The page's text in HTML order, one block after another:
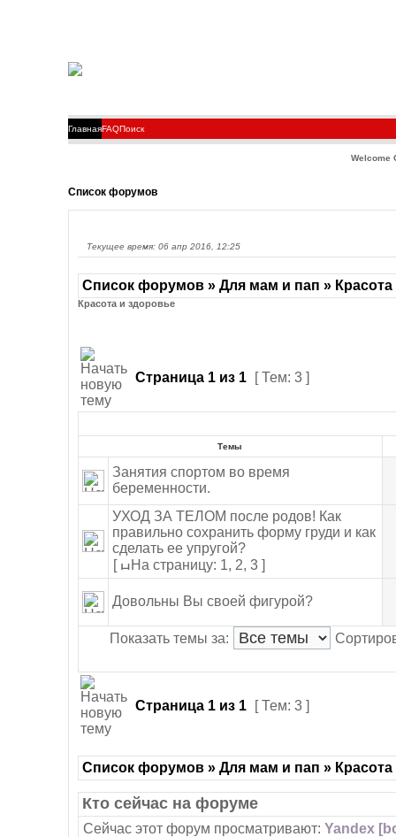
ГлавнаяFAQПоиск
Welcome
Список форумов
Текущее время: 06 апр 2016, 12:25
Список форумов » Для мам и пап » Красота
Красота и здоровье
Страница 1из 1 [ Тем: 3 ]
Темы
Занятия спортом во время
беременности.
УХОД ЗА ТЕЛОМ после родов! Как
правильно сохранить форму груди и как
сделать ее упругой?
[
На страницу: 1, 2, 3 ]
Довольны Вы своей фигурой?
Показать темы за:
Страница 1из 1 [ Тем: 3 ]
Список форумов » Для мам и пап » Красота
Кто сейчас на форуме
Сейчас этот форум просматривают: Yandex